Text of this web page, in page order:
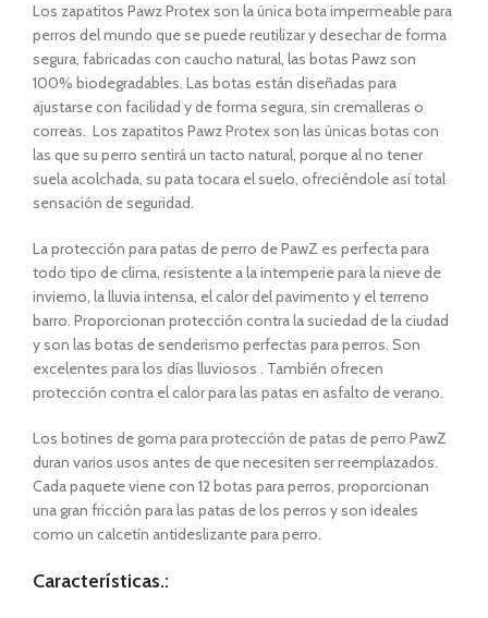
Los zapatitos Pawz Protex son la única bota impermeable para
perros del mundo que se puede reutilizar y desechar de forma
segura, fabricadas con caucho natural, las botas Pawz son
100% biodegradables. Las botas están diseñadas para
ajustarse con facilidad y de forma segura, sin cremalleras o
correas. Los zapatitos Pawz Protex son las únicas botas con
las que su perro sentirá un tacto natural, porque al no tener
suela acolchada, su pata tocara el suelo, ofreciéndole así total
sensación de seguridad.
La protección para patas de perro de PawZ es perfecta para
todo tipo de clima, resistente a la intemperie para la nieve de
invierno, la lluvia intensa, el calor del pavimento y el terreno
barro. Proporcionan protección contra la suciedad de la ciudad
y son las botas de senderismo perfectas para perros. Son
excelentes para los días lluviosos . También ofrecen
protección contra el calor para las patas en asfalto de verano.
Los botines de goma para protección de patas de perro PawZ
duran varios usos antes de que necesiten ser reemplazados.
Cada paquete viene con 12 botas para perros, proporcionan
una gran fricción para las patas de los perros y son ideales
como un calcetín antideslizante para perro.
Características.: